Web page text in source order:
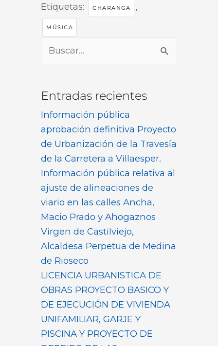
Etiquetas: CHARANGA ,
MÚSICA
Buscar
por:
Entradas recientes
Información pública
aprobación definitiva Proyecto
de Urbanización de la Travesía
de la Carretera a Villaesper.
Información pública relativa al
ajuste de alineaciones de
viario en las calles Ancha,
Macio Prado y Ahogaznos
Virgen de Castilviejo,
Alcaldesa Perpetua de Medina
de Rioseco
LICENCIA URBANISTICA DE
OBRAS PROYECTO BASICO Y
DE EJECUCIÓN DE VIVIENDA
UNIFAMILIAR, GARJE Y
PISCINA Y PROYECTO DE